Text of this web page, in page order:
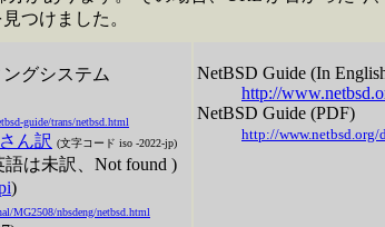
つけました。
グシステム
guide/trans/netbsd.html
ん訳 (文字コード iso -2022-jp)
は未訳、Not found )
)
MG2508/nbsdeng/netbsd.html
NetBSD Guide (In
http://
NetBSD Guide (PDF)
http://